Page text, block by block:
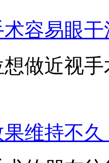
容易眼
做近视
维持不